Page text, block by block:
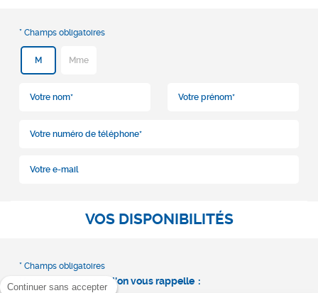
M Mme
VOS DISPONIBILITÉS
Vous souhaitez que l'on vous rappelle
Continuer sans accepter